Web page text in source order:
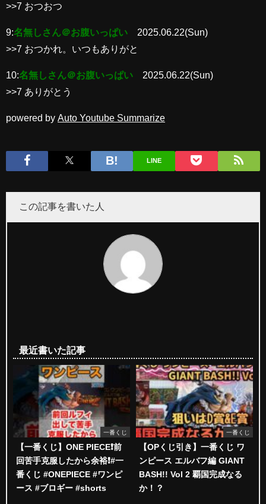
>>7 おつおつ
9:名無しさん＠お腹いっぱい
2025.06.22(Sun)
>>7 おつかれ。いつもありがと
10:名無しさん＠お腹いっぱい
2025.06.22(Sun)
>>7 ありがとう
powered by Auto Youtube Summarize
LINE
この記事を書いた人
最近書いた記事
一番くじ
【一番くじ】ONE PIECE❗️前
回苦手克服したから余裕❗️#一
番くじ #ONEPIECE #ワンピ
ース #ブロギー #shorts
一番くじ
【OPくじ引き】一番くじ ワ
ンピース エルバフ編 GIANT
BASH!! Vol 2 覇国完成なる
か！？